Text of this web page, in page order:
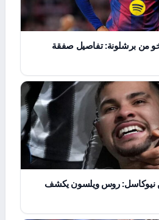
من برشلونة: تفاصيل صفقة
نيوكاسل: روس ويلسون يكشف